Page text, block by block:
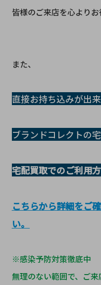
皆様のご来店を心よりお
また、
直接お持ち込みが出
ブランドコレクトの
宅配買取でのご利用
こちらから詳細をご
い。
※感染予防対策徹底中
無理のない範囲で、ご